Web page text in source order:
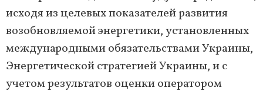
исходя из целевых показателей развития
возобновляемой энергетики, установленных
международными обязательствами Украины,
Энергетической стратегией Украины, и с
учетом результатов оценки оператором